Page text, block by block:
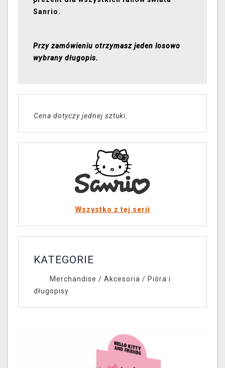
Sanrio.
Przy zamówieniu otrzymasz jeden losowo
wybrany długopis.
Cena dotyczy jednej sztuki.
Wszystko z tej serii
KATEGORIE
Merchandise / Akcesoria / Pióra i
długopisy